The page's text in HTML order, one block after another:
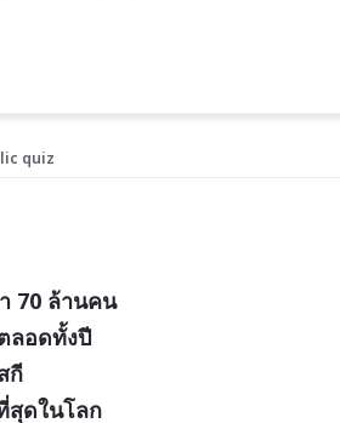
quiz
70 ล้านคน
ลอดทั้งปี
กี
สุดในโลก